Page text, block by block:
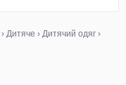
› Дитяче › Дитячий одяг ›